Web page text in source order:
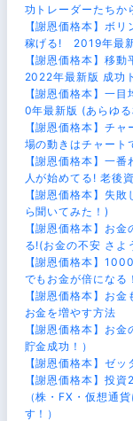
功トレーダーたちか
【謝恩価格本】ボ
稼げる! 2019年最
【謝恩価格本】移
2022年最新版 成功
【謝恩価格本】一
0年最新版 (あらゆ
【謝恩価格本】チ
場の動きはチャート
【謝恩価格本】一
人が始めてる! 老後
【謝恩価格本】失
ら聞いてみた！)
【謝恩価格本】お
る!(お金の不安 さよ
【謝恩価格本】
でもお金が倍になる
【謝恩価格本】お
お金を増やす方法
【謝恩価格本】お
貯金成功！）
【謝恩価格本】ゼ
【謝恩価格本】投
（株・FX・仮想通
す！）